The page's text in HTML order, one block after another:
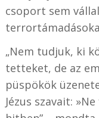
csoport sem
„Nem tudjuk, ki
tetteket, de az
püspökök
Jézus szavait: